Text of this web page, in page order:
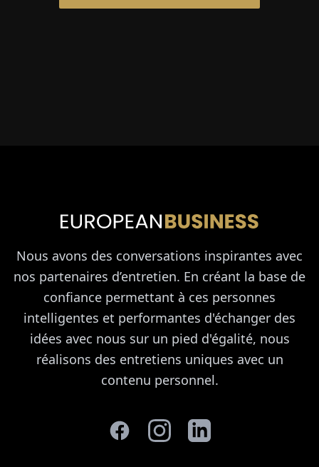
Nous avons des conversations inspirantes avec
nos partenaires d’entretien. En créant la base de
confiance permettant à ces personnes
intelligentes et performantes d'échanger des
idées avec nous sur un pied d'égalité, nous
réalisons des entretiens uniques avec un
contenu personnel.